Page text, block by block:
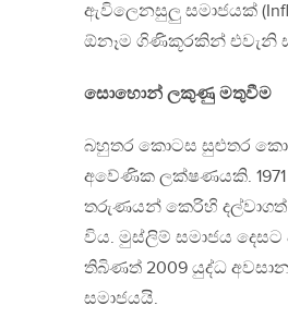
ඇවිලෙනසුලු සමාජයක්
ඕනෑම ගිණිකූරකින් එවැනි
සොහොන් ලකුණු මතුවීම
බහුතර කොටස සුළුතර
අවේණික ලක්ෂණයකි.
තරුණයන් කෙරිහි දල්වාගත්
විය. මුස්ලිම් සමාජය දෙසට
තිබිණත් 2009 යුද්ධ
සමාජයයි.